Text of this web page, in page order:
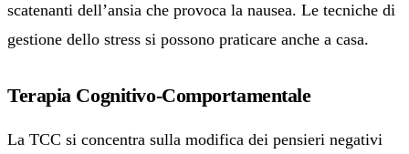
scatenanti dell’ansia che provoca la nausea. Le tecniche di
gestione dello stress si possono praticare anche a casa.
Terapia Cognitivo-Comportamentale
La TCC si concentra sulla modifica dei pensieri negativi